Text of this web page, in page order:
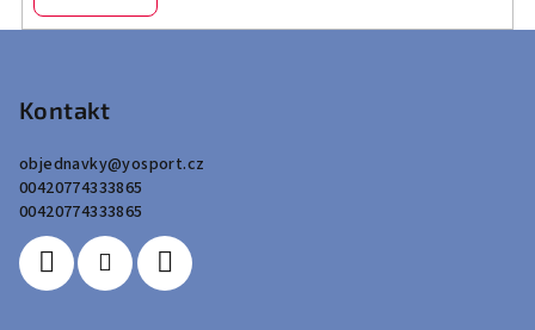
Kontakt
objednavky@yosport.cz
00420774333865
00420774333865